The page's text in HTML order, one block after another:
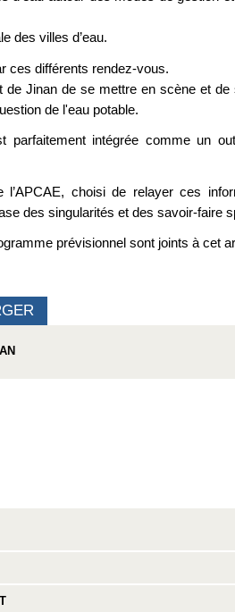
des villes d’eau.
ces différents rendez-vous.
de Jinan de se mettre en scène et
de l'eau potable.
parfaitement intégrée comme un
choisi de relayer ces
des singularités et des savoir-faire
prévisionnel sont joints à cet